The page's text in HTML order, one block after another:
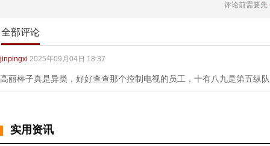
评论前需要先
全部评论
jinpingxi 2025年09月04日 18:37
高丽棒子真是异类，好好查查那个控制电视的员工，十有八九是第五纵
实用资讯